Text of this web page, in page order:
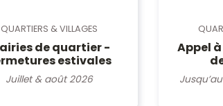
QUARTIERS & VILLAGES
de quartier -
estivales
Juillet & août 2026
Appel